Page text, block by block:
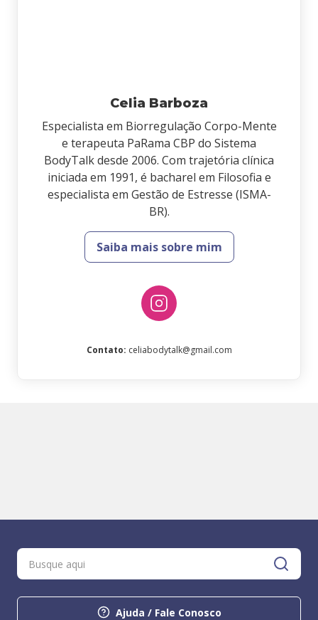
Celia Barboza
Especialista em Biorregulação Corpo-Mente
e terapeuta PaRama CBP do Sistema
BodyTalk desde 2006. Com trajetória clínica
iniciada em 1991, é bacharel em Filosofia e
especialista em Gestão de Estresse (ISMA-
BR).
Saiba mais sobre mim
Contato: celiabodytalk@gmail.com
Ajuda / Fale Conosco